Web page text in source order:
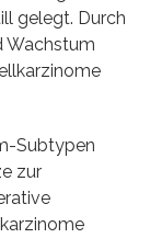
gelegt. Durch
Wachstum
Subtypen
zur